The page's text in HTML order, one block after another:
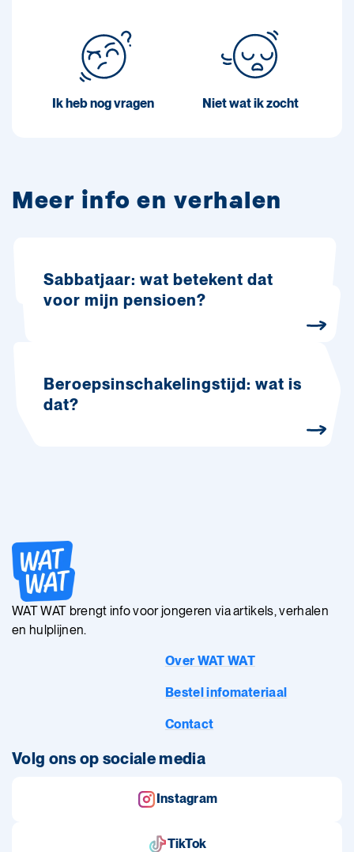
Ik heb nog vragen Niet wat ik zocht
Meer info en verhalen
Sabbatjaar: wat betekent dat
voor mijn pensioen?
Beroepsinschakelingstijd: wat is
dat?
WAT WAT brengt info voor jongeren via artikels, verhalen
en hulplijnen.
Over WAT WAT
Bestel infomateriaal
Contact
Volg ons op sociale media
Instagram
TikTok